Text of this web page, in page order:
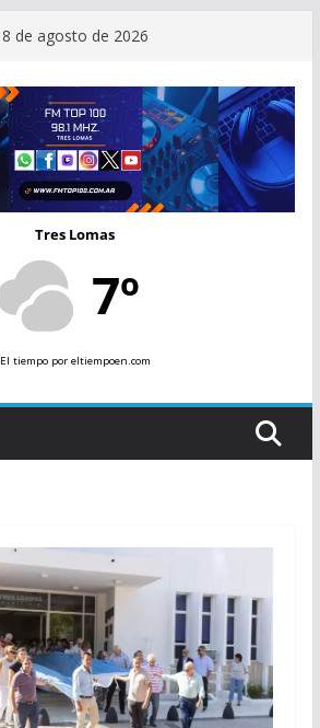
8 de agosto de 2026
Tres Lomas
7º
El tiempopor eltiempoen.com